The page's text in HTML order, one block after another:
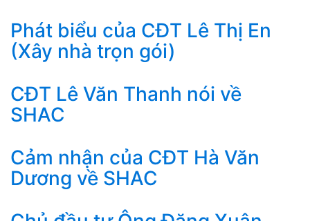
Phát biểu của CĐT Lê Thị En
(Xây nhà trọn gói)
CĐT Lê Văn Thanh nói về
SHAC
Cảm nhận của CĐT Hà Văn
Dương về SHAC